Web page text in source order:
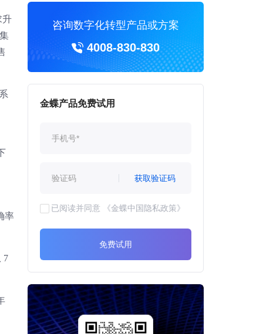
升
率
7
咨询数字化转型产品或方案
4008-830-830
金蝶产品免费试用
获取验证码
已阅读并同意 《金蝶中国隐私政策》
免费试用